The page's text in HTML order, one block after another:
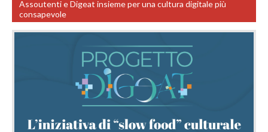
Assoutenti e Digeat insieme per una cultura digitale più
consapevole